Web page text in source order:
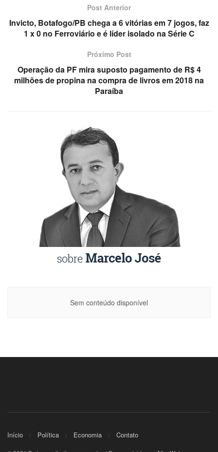
Post Anterior
Invicto, Botafogo/PB chega a 6 vitórias em 7 jogos, faz
1 x 0 no Ferroviário e é líder isolado na Série C
Próximo Post
Operação da PF mira suposto pagamento de R$ 4
milhões de propina na compra de livros em 2018 na
Paraíba
Sem conteúdo disponível
Início Política Economia Contato